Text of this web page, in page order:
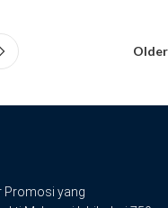
Older
Promosi yang